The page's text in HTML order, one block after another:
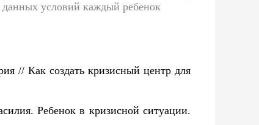
условий каждый ребенок
// Как создать кризисный центр для
Ребенок в кризисной ситуации.